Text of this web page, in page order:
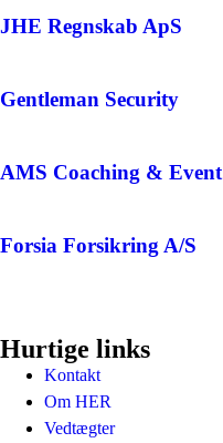
JHE Regnskab ApS
Gentleman Security
AMS Coaching & Event
Forsia Forsikring A/S
Hurtige links
Kontakt
Om HER
Vedtægter